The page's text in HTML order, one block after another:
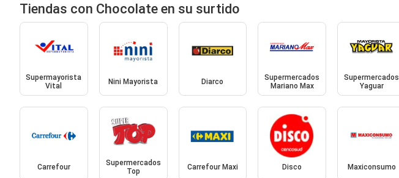
Tiendas con Chocolate en su surtido
Supermayorista
Vital
Nini Mayorista Diarco
Supermercados
Mariano Max
Supermercados
Yaguar
Carrefour
Supermercados
Top
Carrefour Maxi Disco Maxiconsumo